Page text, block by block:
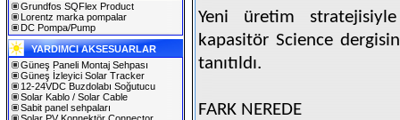
Grundfos SQFlex Product
Lorentz marka pompalar
DC Pompa/Pump
YARDIMCI AKSESUARLAR
Güneş Paneli Montaj Sehpası
Güneş İzleyici Solar Tracker
12-24VDC Buzdolabı Soğutucu
Solar Kablo / Solar Cable
Sabit panel sehpaları
Yeni üretim
kapasitör Science
tanıtıldı.
FARK NEREDE